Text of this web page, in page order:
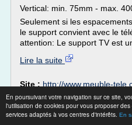
En poursuivant votre navigation sur ce site,
l'utilisation de cookies pour vous proposer
services adaptés à vos centres d'intérêts. En
Vertical: min. 75mm - max.
Seulement si les
le support convient avec le
attention: Le support TV est
Lire la suite
Site : http://www.meuble-
Thèmes liés :meuble tv
meuble tv bois massif/
meuble tv etagere bois/